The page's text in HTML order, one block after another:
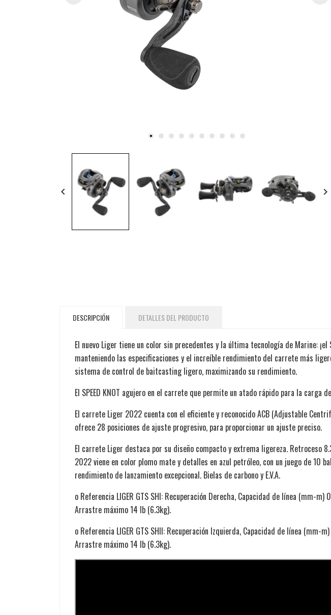
keyboard_arrow_left keyboard_arrow_right
DESCRIPCIÓN DETALLES DEL PRODUCTO
El nuevo Liger tiene un color sin precedentes y la última tecnología de Marine:
manteniendo las especificaciones y el increíble rendimiento del carrete más
sistema de control de baitcasting ligero, maximizando su rendimiento.
El SPEED KNOT agujero en el carrete que permite un atado rápido para la carga
El carrete Liger 2022 cuenta con el eficiente y reconocido ACB (Adjustable
ofrece 28 posiciones de ajuste progresivo, para proporcionar un ajuste preciso.
El carrete Liger destaca por su diseño compacto y extrema ligereza. Retroceso
2022 viene en color plomo mate y detalles en azul petróleo, con un juego de 10
rendimiento de lanzamiento excepcional. Bielas de carbono y E.V.A.
o Referencia LIGER GTS SHI: Recuperación Derecha, Capacidad de línea (mm-
Arrastre máximo 14 lb (6.3kg).
o Referencia LIGER GTS SHIl: Recuperación Izquierda, Capacidad de línea (mm-
Arrastre máximo 14 lb (6.3kg).